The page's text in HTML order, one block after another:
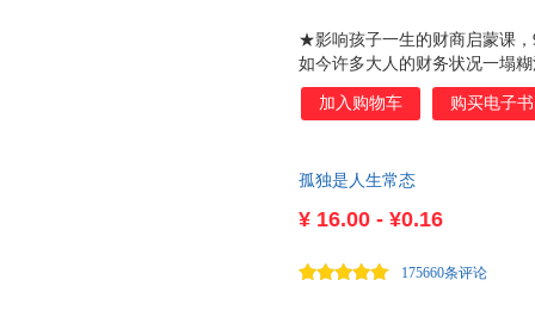
★影响孩子一生的财商启蒙课
如今许多大人的财务状况一塌
债务缠身 根源在于财商教育的
不了解金钱也没关系 ； ? 学校
会让孩子在钱的问题上迷茫、
父亲给的零花钱购买了人生*只
加入购物车 购买电子书
孤独是人生常态
¥ 16.00 - ¥0.16
175660条评论